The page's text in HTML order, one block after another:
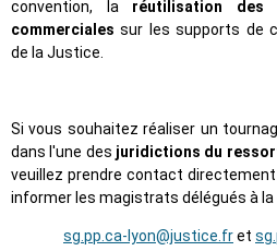
convention, la réutilisation
commerciales sur les supports de
de la Justice.
Si vous souhaitez réaliser un
dans l'une des juridictions du
veuillez prendre contact
informer les magistrats délégués à
sg.pp.ca-lyon@justice.fret